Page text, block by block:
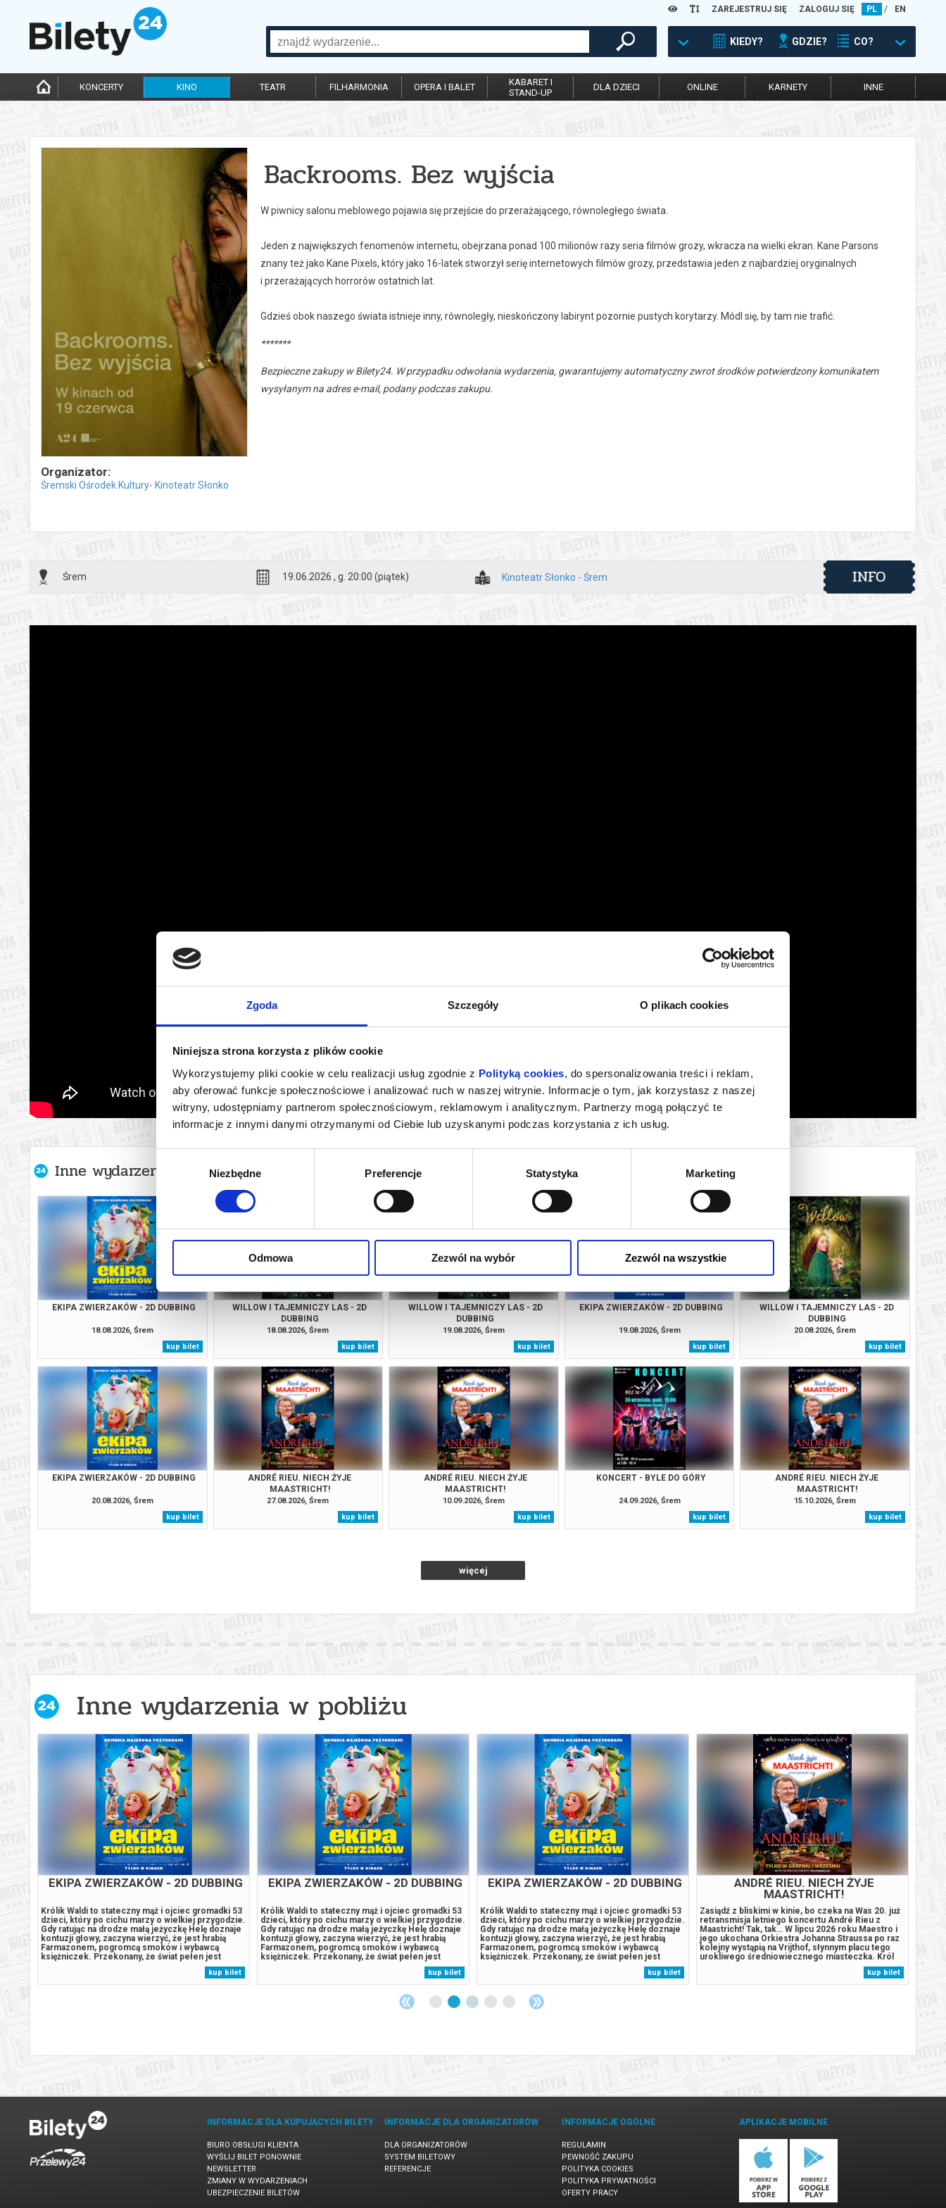
Zgoda Szczegóły O plikach cookies
Niniejsza strona korzysta z plików cookie
Wykorzystujemy pliki cookie w celu realizacji usług zgodnie z Polityką cookies, do spersonalizowania treści i reklam,
aby oferować funkcje społecznościowe i analizować ruch w naszej witrynie. Informacje o tym, jak korzystasz z naszej
witryny, udostępniamy partnerom społecznościowym, reklamowym i analitycznym. Partnerzy mogą połączyć te
informacje z innymi danymi otrzymanymi od Ciebie lub uzyskanymi podczas korzystania z ich usług.
zgody
Niezbędne Preferencje Statystyka Marketing
Odmowa Zezwól na wybór Zezwól na wszystkie
ZAREJESTRUJ SIĘ ZALOGUJ SIĘ PL / EN
KIEDY? GDZIE? CO?
KONCERTY KINO TEATR FILHARMONIA OPERA I BALET
KABARET I
STAND-UP
DLA DZIECI ONLINE KARNETY INNE
Organizator:
Śremski Ośrodek Kultury- Kinoteatr Słonko
Backrooms. Bez wyjścia
W piwnicy salonu meblowego pojawia się przejście do przerażającego, równoległego świata.
Jeden z największych fenomenów internetu, obejrzana ponad 100 milionów razy seria filmów grozy, wkracza na wielki ekran. Kane Parsons
znany też jako Kane Pixels, który jako 16-latek stworzył serię internetowych filmów grozy, przedstawia jeden z najbardziej oryginalnych
i przerażających horrorów ostatnich lat.
Gdzieś obok naszego świata istnieje inny, równoległy, nieskończony labirynt pozornie pustych korytarzy. Módl się, by tam nie trafić.
*******
Bezpieczne zakupy w Bilety24. W przypadku odwołania wydarzenia, gwarantujemy automatyczny zwrot środków potwierdzony komunikatem
wysyłanym na adres e-mail, podany podczas zakupu.
Śrem 19.06.2026 , g. 20:00 (piątek) Kinoteatr Słonko - Śrem INFO
Inne wydarzenia organizatora
EKIPA ZWIERZAKÓW - 2D DUBBING
18.08.2026, Śrem
kup bilet
WILLOW I TAJEMNICZY LAS - 2D
DUBBING
18.08.2026, Śrem
kup bilet
WILLOW I TAJEMNICZY LAS - 2D
DUBBING
19.08.2026, Śrem
kup bilet
EKIPA ZWIERZAKÓW - 2D DUBBING
19.08.2026, Śrem
kup bilet
WILLOW I TAJEMNICZY LAS - 2D
DUBBING
20.08.2026, Śrem
kup bilet
EKIPA ZWIERZAKÓW - 2D DUBBING
20.08.2026, Śrem
kup bilet
ANDRÉ RIEU. NIECH ŻYJE
MAASTRICHT!
27.08.2026, Śrem
kup bilet
ANDRÉ RIEU. NIECH ŻYJE
MAASTRICHT!
10.09.2026, Śrem
kup bilet
KONCERT - BYLE DO GÓRY
24.09.2026, Śrem
kup bilet
ANDRÉ RIEU. NIECH ŻYJE
MAASTRICHT!
15.10.2026, Śrem
kup bilet
więcej
Inne wydarzenia w pobliżu
się
EKIPA ZWIERZAKÓW - 2D DUBBING
Królik Waldi to stateczny mąż i ojciec gromadki 53
dzieci, który po cichu marzy o wielkiej przygodzie.
Gdy ratując na drodze małą jeżyczkę Helę doznaje
kontuzji głowy, zaczyna wierzyć, że jest hrabią
Farmazonem, pogromcą smoków i wybawcą
księżniczek. Przekonany, że świat pełen jest
czekających go wyzwań, porzuca rodzinne strony,
by walczyć ze złem i nieść pomoc słabszym. U
jego boku zaś kroczy Hela,...
kup bilet
EKIPA ZWIERZAKÓW - 2D DUBBING
Królik Waldi to stateczny mąż i ojciec gromadki 53
dzieci, który po cichu marzy o wielkiej przygodzie.
Gdy ratując na drodze małą jeżyczkę Helę doznaje
kontuzji głowy, zaczyna wierzyć, że jest hrabią
Farmazonem, pogromcą smoków i wybawcą
księżniczek. Przekonany, że świat pełen jest
czekających go wyzwań, porzuca rodzinne strony,
by walczyć ze złem i nieść pomoc słabszym. U
jego boku zaś kroczy Hela,...
kup bilet
EKIPA ZWIERZAKÓW - 2D DUBBING
Królik Waldi to stateczny mąż i ojciec gromadki 53
dzieci, który po cichu marzy o wielkiej przygodzie.
Gdy ratując na drodze małą jeżyczkę Helę doznaje
kontuzji głowy, zaczyna wierzyć, że jest hrabią
Farmazonem, pogromcą smoków i wybawcą
księżniczek. Przekonany, że świat pełen jest
czekających go wyzwań, porzuca rodzinne strony,
by walczyć ze złem i nieść pomoc słabszym. U
jego boku zaś kroczy Hela,...
kup bilet
ANDRÉ RIEU. NIECH ŻYJE
MAASTRICHT!
Zasiądź z bliskimi w kinie, bo czeka na Was 20. już
retransmisja letniego koncertu André Rieu z
Maastricht! Tak, tak… W lipcu 2026 roku Maestro i
jego ukochana Orkiestra Johanna Straussa po raz
kolejny wystąpią na Vrijthof, słynnym placu tego
urokliwego średniowiecznego miasteczka. Król
kilkudziesięciu tysięcy miłośników...
kup bilet
INFORMACJE DLA KUPUJĄCYCH BILETY
BIURO OBSŁUGI KLIENTA
WYŚLIJ BILET PONOWNIE
NEWSLETTER
ZMIANY W WYDARZENIACH
UBEZPIECZENIE BILETÓW
INFORMACJE DLA ORGANIZATORÓW
DLA ORGANIZATORÓW
SYSTEM BILETOWY
REFERENCJE
INFORMACJE OGÓLNE
REGULAMIN
PEWNOŚĆ ZAKUPU
POLITYKA COOKIES
POLITYKA PRYWATNOŚCI
OFERTY PRACY
APLIKACJE MOBILNE